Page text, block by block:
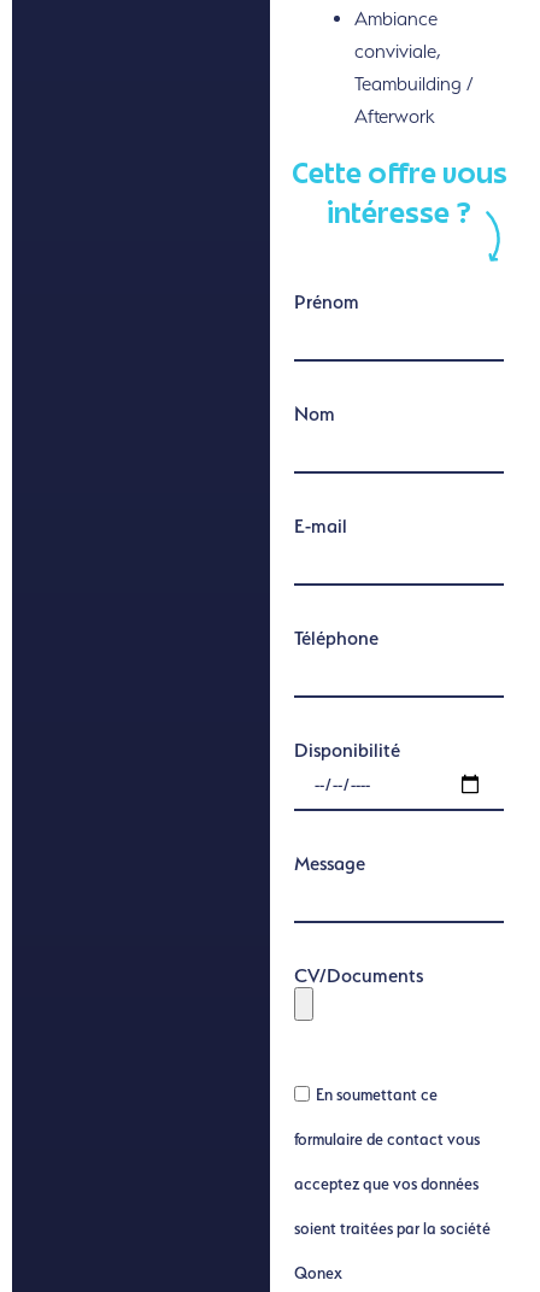
Ambiance
conviviale,
Teambuilding /
Afterwork
Cette offre vous
intéresse ?
Prénom
Nom
E-mail
Téléphone
Disponibilité
Message
CV/Documents
En soumettant ce
formulaire de contact vous
acceptez que vos données
soient traitées par la société
Qonex